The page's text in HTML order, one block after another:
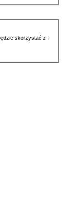
skorzystać z f